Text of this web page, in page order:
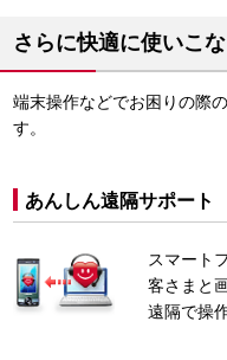
さらに快適に使いこ
端末操作などでお困りの際
す。
あんしん遠隔サポート
スマート
客さまと
遠隔で操